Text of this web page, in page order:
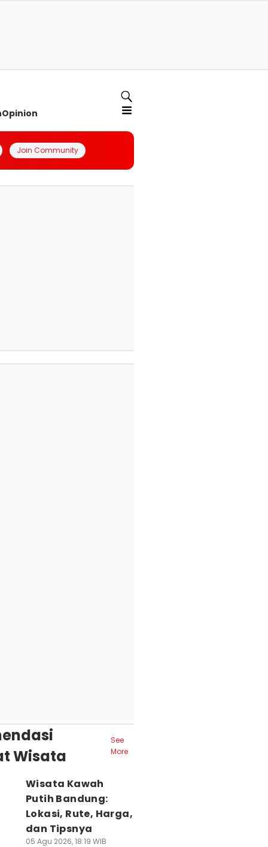
Opinion
Join Community
Wisata
See
More
Wisata Kawah
Putih Bandung:
Lokasi, Rute, Harga,
dan Tipsnya
05 Agu 2026, 18:19 WIB